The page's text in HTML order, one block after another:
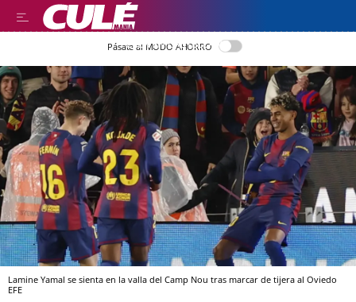
LEER EN CASTELLANO
Pásate al MODO AHORRO
Lamine Yamal se sienta en la valla del Camp Nou tras marcar de tijera al Oviedo
EFE